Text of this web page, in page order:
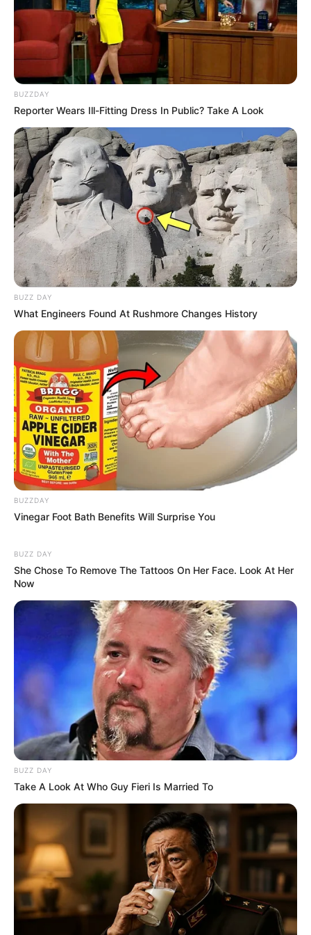
Rheinfelsen steht an der engsten und
tiefsten Stelle des Rheins und bietet einen
Blick zur Stadt Sankt Goarshausen mit der Burg Katz und
Sankt Goar sowie zur Burgruine Rheinfels. Die Loreley
gehört zu den berühmtesten Wahrzeichen in Deutschland.
Burg Rheinfels in St. Goar
Nach dem Ausbau der mittelalterlichen
Burg zur Festung (17. Jahrhundert), war
die heute zumUNESCO-Welterbe
gehörende Burg die größte Befestigungsanlage am
Mittelrhein. Auch wenn hiervon hauptsächlich nur noch
Ruinen zeugen, ist der Eindruck immer noch gewaltig. Es
kann ein Burgmuseum besucht werden. Außerdem ist ein
großer Teil der Wehrgänge begehbar und es gibt sogar
unterirdische Minengänge.
Dank der zu großen Teilen erhaltenen
Stadtmauer, beeindruckender gotischer
Kirchen und der Schönburg hat das
Städtchen eine sehr mittelalterlich geprägte Ausstrahlung.
Oberwesel gehört zu den reizvollen Ausflugs- und
Reisezielen imUNESCO Welterbe Mittelrhein.
Stadtmauer Oberwesel
Die seit dem Beginn des 13. Jahrhunderts
errichtete Wehranlage von Oberwesel ist
die am besten erhaltene Stadtmauer am
Mittelrhein und eine der interessantesten in Deutschland.
Große Teile der mittelalterlichen Mauern können sogar
Oberwesel stehende Burg den passenden
Namen zu tragen. Die Anlage ist
außerdem recht groß, da hier teilweise drei Herrscher
gleichzeitig residiert hatten. Sehr beeindruckend ist die
gewaltige Schildmauer, die gegen Angriffe von der
Bergseite errichtet wurde.
Eltville am Rhein
In der von Weinbergen umgebene Wein-,
Stadtzentrum mit vielen Fachwerkhäusern
besichtigt werden. Weitere Touristenattraktionen sind die
Kurfürstliche Burg, der Burggarten und die großzügig
gestaltete Rheinpromenade. Aber auch die umliegenden
Ortsteile besitzen ein malerisches Aussehen.
Kurfürstliche Burg Eltville
Mit ihrem auffälligen Turm ist die oberhalb
des Rheinufers stehende mittelalterliche
BUZZDAY
Reporter Wears Ill-Fitting Dress In Public? Take A Look
BUZZ DAY
What Engineers Found At Rushmore Changes History
BUZZDAY
Vinegar Foot Bath Benefits Will Surprise You
BUZZ DAY
She Chose To Remove The Tattoos On Her Face. Look At Her
Now
BUZZ DAY
Take A Look At Who Guy Fieri Is Married To